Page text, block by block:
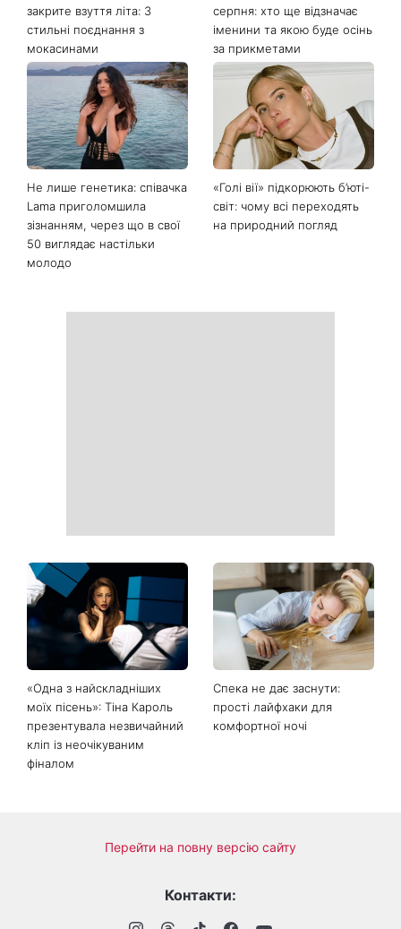
закрите взуття літа: 3
стильні поєднання з
мокасинами
серпня: хто ще відзначає
іменини та якою буде осінь
за прикметами
Не лише генетика: співачка
Lama приголомшила
зізнанням, через що в свої
50 виглядає настільки
молодо
«Голі вії» підкорюють б’юті-
світ: чому всі переходять
на природний погляд
«Одна з найскладніших
моїх пісень»: Тіна Кароль
презентувала незвичайний
кліп із неочікуваним
фіналом
Спека не дає заснути:
прості лайфхаки для
комфортної ночі
Перейти на повну версію сайту
Контакти: